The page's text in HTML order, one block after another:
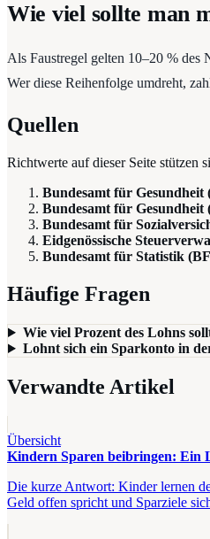
Wie viel sollte man
Als Faustregel gelten 10–20 % des
Wer diese Reihenfolge umdreht,
Quellen
Richtwerte auf dieser Seite stützen
Bundesamt für Gesundheit
Bundesamt für Gesundheit
Bundesamt für
Eidgenössische
Bundesamt für Statistik
Häufige Fragen
Wie viel Prozent des Lohns
Lohnt sich ein Sparkonto in
Verwandte Artikel
Übersicht
Kindern Sparen beibringen: Ein
Die kurze Antwort: Kinder lernen
Geld offen spricht und Sparziele